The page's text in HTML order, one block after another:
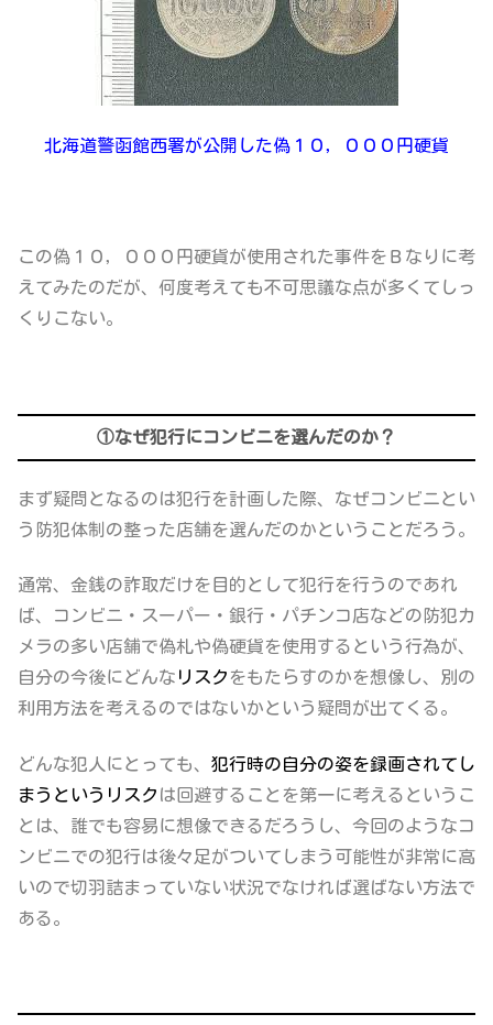
北海道警函館西署が公開した偽１０，０００円硬貨
この偽１０，０００円硬貨が使用された事件をＢなりに考
えてみたのだが、何度考えても不可思議な点が多くてしっ
くりこない。
①なぜ犯行にコンビニを選んだのか？
まず疑問となるのは犯行を計画した際、なぜコンビニとい
う防犯体制の整った店舗を選んだのかということだろう。
通常、金銭の詐取だけを目的として犯行を行うのであれ
ば、コンビニ・スーパー・銀行・パチンコ店などの 防犯カ
メラの多い店舗で偽札や偽硬貨を使用する という行為が、
自分の今後にどんな リスク をもたらすのかを想像し、別の
利用方法を考えるのではないかという疑問が出てくる。
どんな犯人にとっても、 犯行時の自分の姿を録画されてし
まうというリスク は回避することを第一に考えるというこ
とは、誰でも容易に想像できるだろうし、今回のようなコ
ンビニでの犯行は後々足がついてしまう可能性が非常に高
いので切羽詰まっていない状況でなければ選ばない方法で
ある。